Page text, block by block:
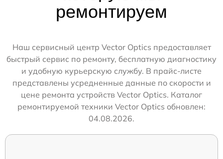
ремонтируем
Наш сервисный центр Vector Optics предоставляет
быстрый сервис по ремонту, бесплатную диагностику
и удобную курьерскую службу. В прайс-листе
представлены усредненные данные по скорости и
цене ремонта устройств Vector Optics. Каталог
ремонтируемой техники Vector Optics обновлен:
04.08.2026.